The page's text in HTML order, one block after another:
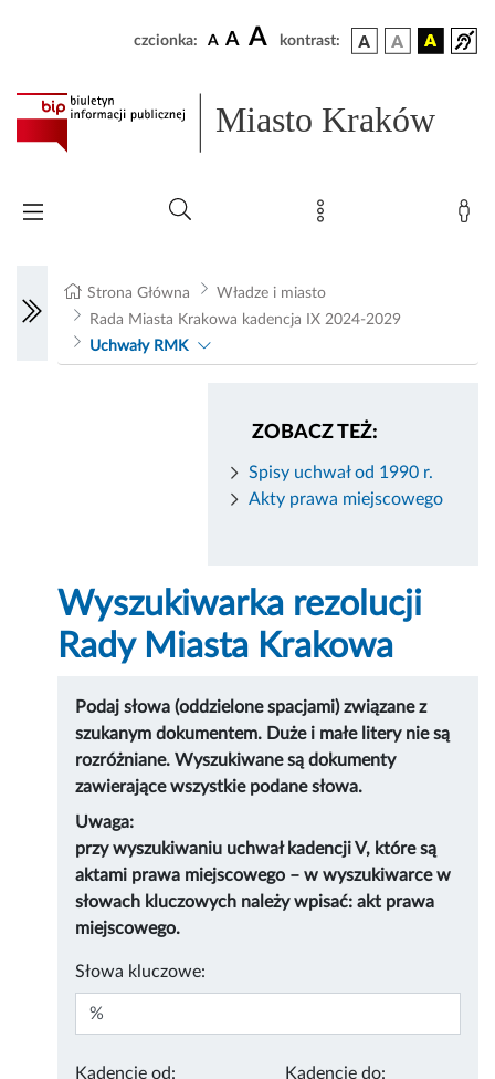
czcionka: A A A kontrast:
Miasto Kraków
Strona Główna
Władze i miasto
Rada Miasta Krakowa kadencja IX 2024-2029
Uchwały RMK
ZOBACZ TEŻ:
Spisy uchwał od 1990 r.
Akty prawa miejscowego
Wyszukiwarka rezolucji
Rady Miasta Krakowa
Podaj słowa (oddzielone spacjami) związane z
szukanym dokumentem. Duże i małe litery nie są
rozróżniane. Wyszukiwane są dokumenty
zawierające wszystkie podane słowa.
Uwaga:
przy wyszukiwaniu uchwał kadencji V, które są
aktami prawa miejscowego – w wyszukiwarce w
słowach kluczowych należy wpisać: akt prawa
miejscowego.
Słowa kluczowe:
Kadencje od: Kadencje do: